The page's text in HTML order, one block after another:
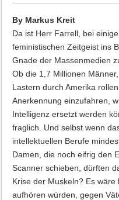
By Markus Kreit
Da ist Herr Farrell, bei
feministischen Zeitgeist ins
Gnade der Massenmedien
Ob die 1,7 Millionen
Lastern durch Amerika
Anerkennung einzufahren,
Intelligenz ersetzt werden
fraglich. Und selbst wenn
intellektuellen Berufe
Damen, die noch eifrig den
Scanner schieben, dürften
Krise der Muskeln? Es
aufhören würden, gegen